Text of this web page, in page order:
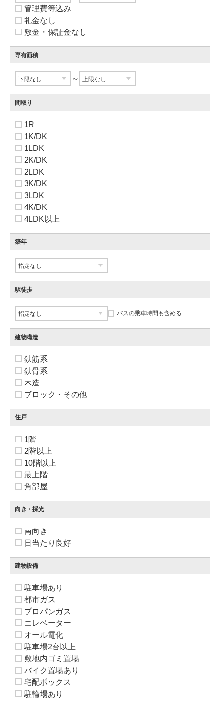
管理費等込み
礼金なし
敷金・保証金なし
専有面積
～
間取り
1R
1K/DK
1LDK
2K/DK
2LDK
3K/DK
3LDK
4K/DK
4LDK以上
築年
駅徒歩
バスの乗車時間も含める
建物構造
鉄筋系
鉄骨系
木造
ブロック・その他
住戸
1階
2階以上
10階以上
最上階
角部屋
向き・採光
南向き
日当たり良好
建物設備
駐車場あり
都市ガス
プロパンガス
エレベーター
オール電化
駐車場2台以上
敷地内ゴミ置場
バイク置場あり
宅配ボックス
駐輪場あり